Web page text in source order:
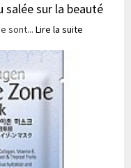
salée sur la beauté
sont... Lire la suite